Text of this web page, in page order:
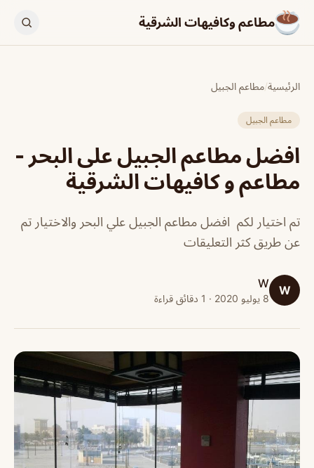
مطاعم وكافيهات الشرقية
الرئيسية/مطاعم الجبيل
مطاعم الجبيل
افضل مطاعم الجبيل على البحر -
مطاعم و كافيهات الشرقية
تم اختيار لكم افضل مطاعم الجبيل علي البحر والاختيار تم
عن طريق كثر التعليقات
W
W
8 يوليو 2020 · 1 دقائق قراءة